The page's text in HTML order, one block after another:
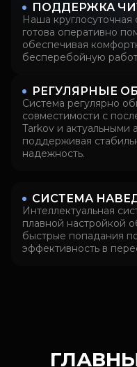
ПОДДЕРЖКА
Наша
готова оперативно
обеспечивая
бесперебойную
РЕГУЛЯРНЫЕ
Система регулярно
совместимости с
Tarkov и актуальными
поддерживая
надежность.
СИСТЕМА
Интеллектуальная
плавной настройкой
быстрые попадания
эффективность в